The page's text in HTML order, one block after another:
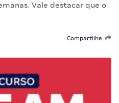
Vale destacar que o
Compartilhe